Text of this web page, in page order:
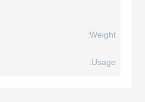
Weight:
Usage: